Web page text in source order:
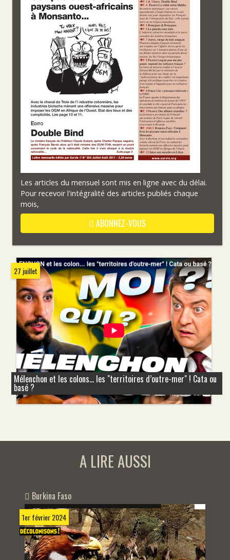
Les articles du mensuel sont mis en ligne avec du délai.
Pour recevoir l'intégralité des articles publiés chaque
mois,
ABONNEZ-VOUS
27 juillet
Mélenchon et les colons... les "territoires d’outre-mer" ! Cata ou
basé ?
A LIRE AUSSI
Burkina Faso
1er février 2024